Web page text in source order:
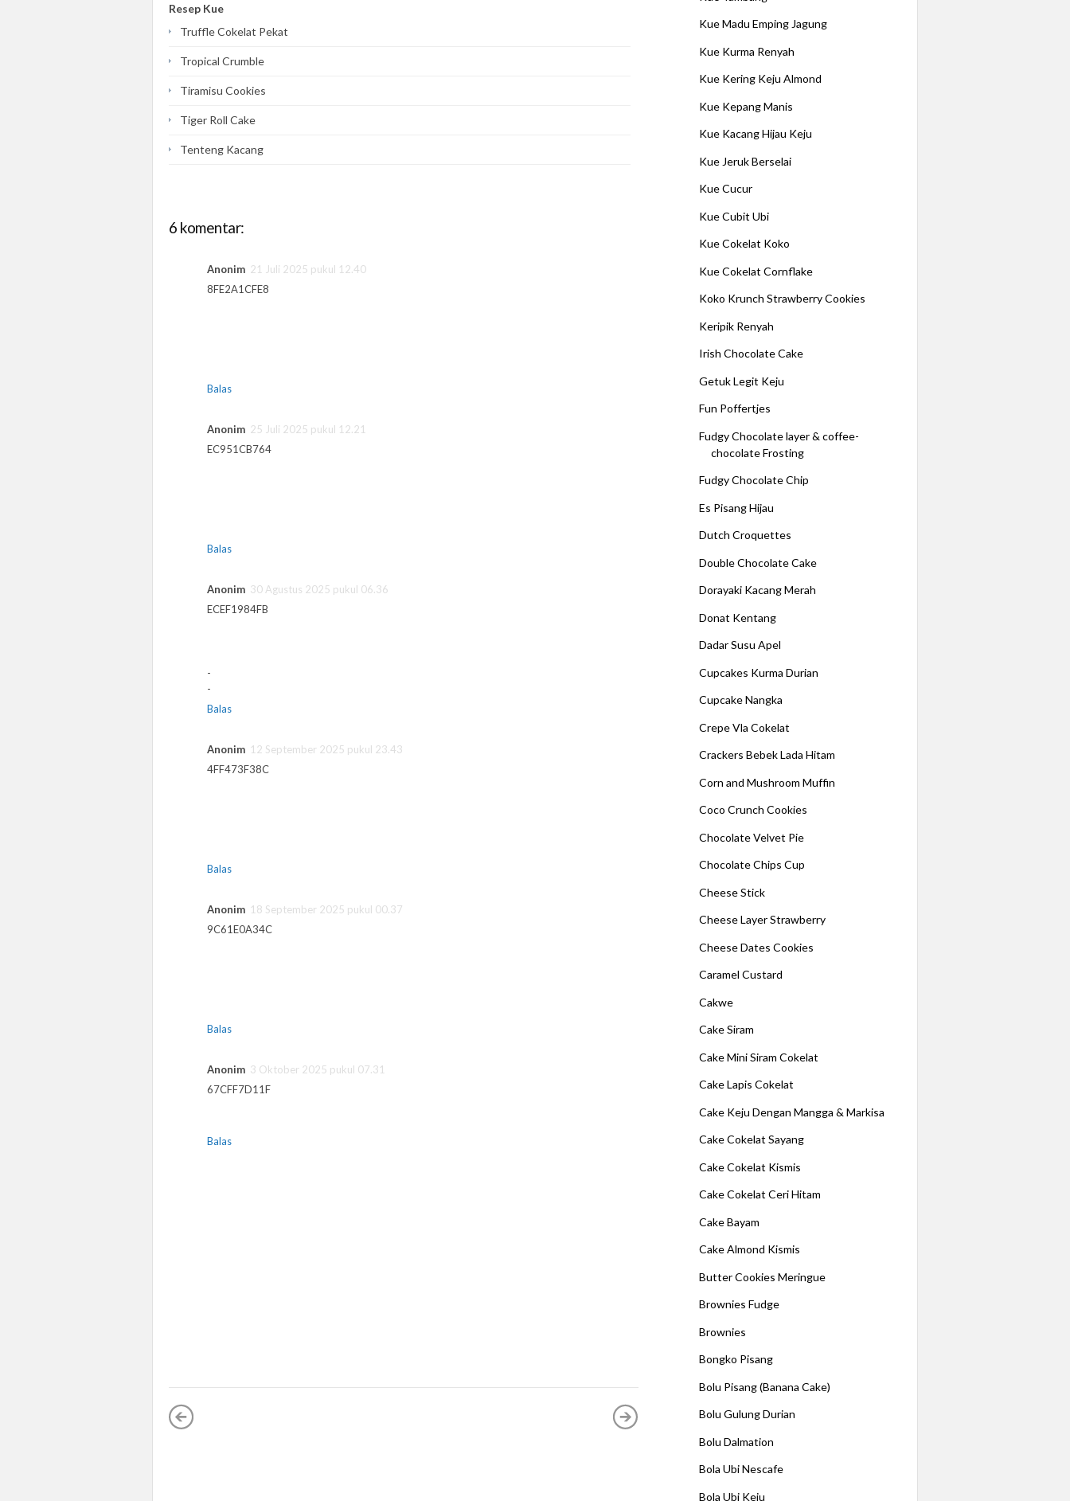
Resep Kue
Truffle Cokelat Pekat
Tropical Crumble
Tiramisu Cookies
Tiger Roll Cake
Tenteng Kacang
6 komentar:
Anonim 21 Juli 2025 pukul 12.40
8FE2A1CFE8
Balas
Anonim 25 Juli 2025 pukul 12.21
EC951CB764
Balas
Anonim 30 Agustus 2025 pukul 06.36
ECEF1984FB
-
-
Balas
Anonim 12 September 2025 pukul 23.43
4FF473F38C
Balas
Anonim 18 September 2025 pukul 00.37
9C61E0A34C
Balas
Anonim 3 Oktober 2025 pukul 07.31
67CFF7D11F
Balas
Kue Madu Emping Jagung
Kue Kurma Renyah
Kue Kering Keju Almond
Kue Kepang Manis
Kue Kacang Hijau Keju
Kue Jeruk Berselai
Kue Cucur
Kue Cubit Ubi
Kue Cokelat Koko
Kue Cokelat Cornflake
Koko Krunch Strawberry Cookies
Keripik Renyah
Irish Chocolate Cake
Getuk Legit Keju
Fun Poffertjes
Fudgy Chocolate layer & coffee-
chocolate Frosting
Fudgy Chocolate Chip
Es Pisang Hijau
Dutch Croquettes
Double Chocolate Cake
Dorayaki Kacang Merah
Donat Kentang
Dadar Susu Apel
Cupcakes Kurma Durian
Cupcake Nangka
Crepe Vla Cokelat
Crackers Bebek Lada Hitam
Corn and Mushroom Muffin
Coco Crunch Cookies
Chocolate Velvet Pie
Chocolate Chips Cup
Cheese Stick
Cheese Layer Strawberry
Cheese Dates Cookies
Caramel Custard
Cakwe
Cake Siram
Cake Mini Siram Cokelat
Cake Lapis Cokelat
Cake Keju Dengan Mangga & Markisa
Cake Cokelat Sayang
Cake Cokelat Kismis
Cake Cokelat Ceri Hitam
Cake Bayam
Cake Almond Kismis
Butter Cookies Meringue
Brownies Fudge
Brownies
Bongko Pisang
Bolu Pisang (Banana Cake)
Bolu Gulung Durian
Bolu Dalmation
Bola Ubi Nescafe
Bola Ubi Keju